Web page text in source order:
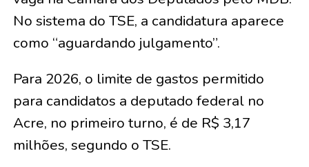
No sistema do TSE, a candidatura aparece
como “aguardando julgamento”.
Para 2026, o limite de gastos permitido
para candidatos a deputado federal no
Acre, no primeiro turno, é de R$ 3,17
milhões, segundo o TSE.